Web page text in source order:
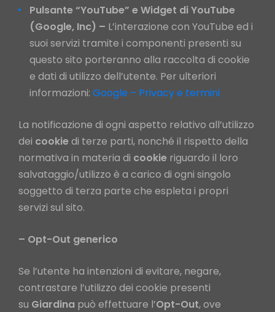
Pulsante “YouTube” e Widget di YouTube
(Google, Inc) – L’interazione con YouTube ed i
suoi servizi tramite i componenti presenti su
questo sito porteranno alla raccolta di cookie
e dati di utilizzo dell’utente. Per ulteriori
informazioni: Google – Privacy e termini
La notificazione di ogni aspetto relativo all’utilizzo
dei cookie di terze parti, nonché il rispetto della
normativa in materia di cookie riguardo il loro
salvataggio/utilizzo è a carico di ogni singolo
soggetto di terza parte che espleta i propri
servizi sul sito.
– Opt-Out generico
Se l’utente ha intenzioni di evitare, negare,
contrastare l’utilizzo dei cookie presenti
su Giardina può effettuare l’Opt-Out, ove